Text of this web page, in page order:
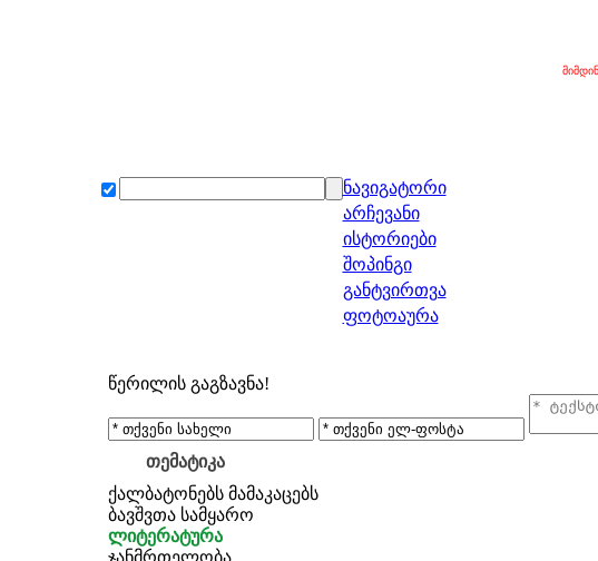
ნავიგატორი
არჩევანი
ისტორიები
შოპინგი
განტვირთვა
ფოტოაურა
წერილის გაგზავნა!
თემატიკა
ქალბატონებს მამაკაცებს
ბავშვთა სამყარო
ლიტერატურა
ჯანმრთელობა